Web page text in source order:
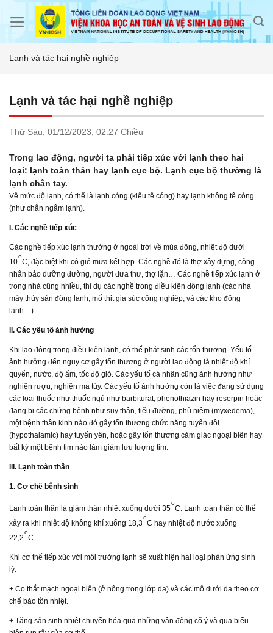
Lạnh và tác hại nghề nghiệp
Lạnh và tác hại nghề nghiệp
Thứ Sáu, 01/12/2023, 02:27 Chiều
Trong lao động, người ta phải tiếp xúc với lạnh theo hai
loại: lạnh toàn thân hay lạnh cục bộ. Lạnh cục bộ thường là
lạnh chân tay.
Về mức độ lạnh, có thể là lạnh cóng (kiểu tê cóng) hay lạnh không tê cóng
(như chân ngâm lạnh).
I. Các nghề tiếp xúc
Các nghề tiếp xúc lạnh thường ở ngoài trời về mùa đông, nhiệt độ dưới
10
o
C, đặc biệt khi có gió mưa kết hợp. Các nghề đó là thợ xây dựng, công
nhân bảo dưỡng đường, người đưa thư, thợ lặn… Các nghề tiếp xúc lạnh ở
trong nhà cũng nhiều, thí dụ các nghề trong điều kiện đông lạnh (các nhà
máy thủy sản đông lạnh, mổ thịt gia súc công nghiệp, và các kho đông
lạnh…).
II. Các yếu tố ảnh hưởng
Khi lao động trong điều kiện lạnh, có thể phát sinh các tổn thương. Yếu tố
ảnh hưởng đến nguy cơ gây tổn thương ở người lao động là nhiệt độ khí
quyển, nước, độ ẩm, tốc độ gió. Các yếu tố cá nhân cũng ảnh hưởng như
nghiện rượu, nghiện ma túy. Các yếu tố ảnh hưởng còn là việc đang sử dụng
các loại thuốc như thuốc ngủ như barbiturat, phenothiazin hay reserpin hoặc
đang bị các chứng bệnh như suy thận, tiểu đường, phù niêm (myxedema),
một bệnh thần kinh nào đó gây tổn thương chức năng tuyến đồi
(hypothalamic) hay tuyến yên, hoặc gây tổn thương cảm giác ngoại biên hay
bất kỳ một bệnh tim nào làm giảm lưu lượng tim.
III. Lạnh toàn thân
1. Cơ chế bệnh sinh
Lạnh toàn thân là giảm thân nhiệt xuống dưới 35
o
C. Lạnh toàn thân có thể
xảy ra khi nhiệt độ không khí xuống 18,3
o
C hay nhiệt độ nước xuống
22,2
o
C.
Khi cơ thể tiếp xúc với môi trường lạnh sẽ xuất hiện hai loại phản ứng sinh
lý:
+ Co thắt mạch ngoại biên (ở nông trong lớp da) và các mô dưới da theo cơ
chế bảo tồn nhiệt.
+ Tăng sản sinh nhiệt chuyển hóa qua những vận động cố ý và qua biểu